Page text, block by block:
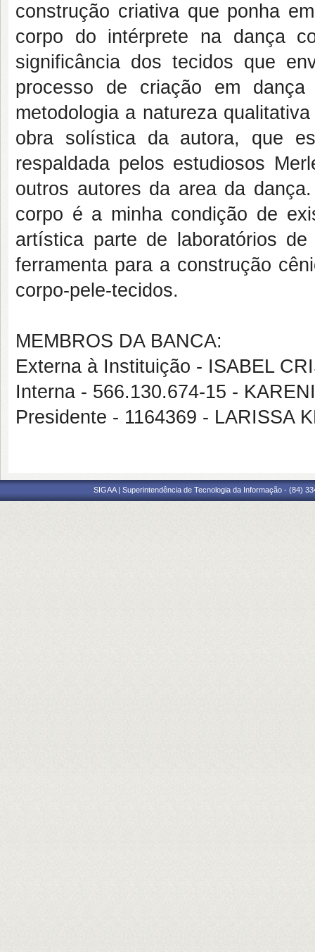
construção criativa que ponha
corpo do intérprete na dança
significância dos tecidos que
processo de criação em dança
metodologia a natureza
obra solística da autora, que
respaldada pelos estudiosos
outros autores da area da
corpo é a minha condição de
artística parte de laboratórios
ferramenta para a construção
corpo-pele-tecidos.
MEMBROS DA BANCA:
Externa à Instituição - ISABEL
Interna - 566.130.674-15 -
Presidente - 1164369 - LARISSA
SIGAA | Superintendência de Tecnologia da Informação - (84)